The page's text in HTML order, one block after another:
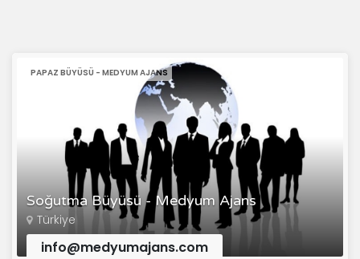
Soğutma Büyüsü - Medyum Ajans
PAPAZ BÜYÜSÜ - MEDYUM AJANS
Türkiye
info@medyumajans.com